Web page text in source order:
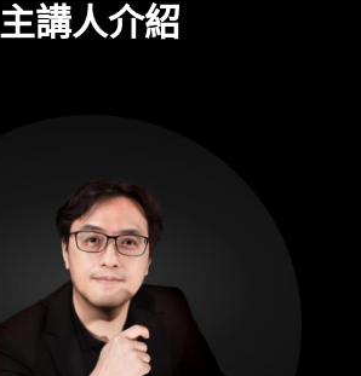
主講人介紹